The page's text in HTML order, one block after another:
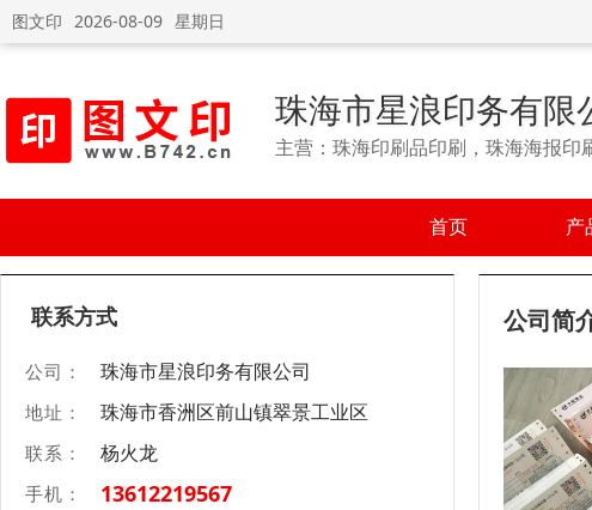
图文印 2026-08-09 星期日
珠海市星浪印务有限
主营：珠海印刷品印刷，珠海海报印
首页 产
联系方式
公司： 珠海市星浪印务有限公司
地址： 珠海市香洲区前山镇翠景工业区
联系： 杨火龙
手机： 13612219567
公司简